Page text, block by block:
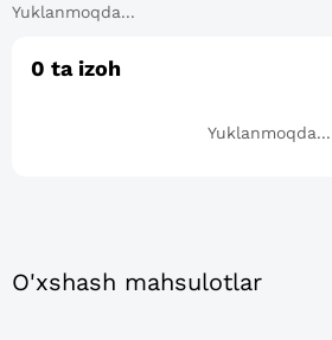
Yuklanmoqda...
0 ta izoh
Yuklanmoqda...
O'xshash mahsulotlar